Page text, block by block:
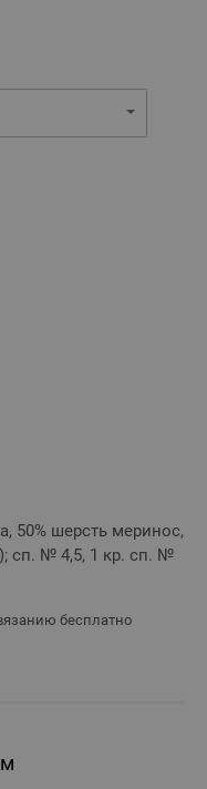
50% шерсть меринос,
сп. № 4,5, 1 кр. сп. №
бесплатно